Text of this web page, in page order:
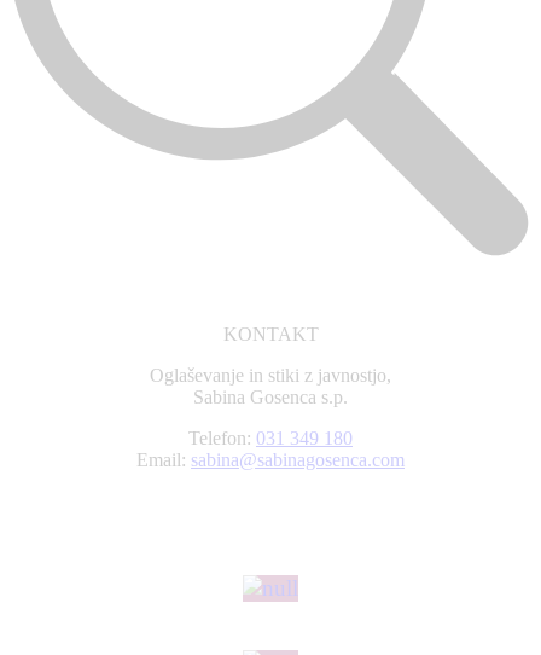
KONTAKT
Oglaševanje in stiki z javnostjo,
Sabina Gosenca s.p.
Telefon: 031 349 180
Email: sabina@sabinagosenca.com